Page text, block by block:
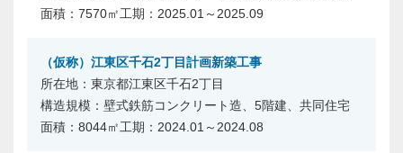
7570㎡
2025.01～2025.09
（仮称）江東区千石2丁目計画新築工事
東京都江東区千石2丁目
壁式鉄筋コンクリート造、5階建、共同住宅
8044㎡
2024.01～2024.08